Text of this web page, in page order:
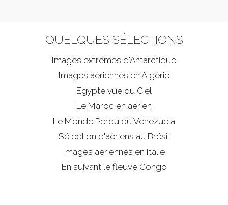
QUELQUES SÉLECTIONS
Images extrêmes d'Antarctique
Images aériennes en Algérie
Egypte vue du Ciel
Le Maroc en aérien
Le Monde Perdu du Venezuela
Sélection d'aériens au Brésil
Images aériennes en Italie
En suivant le fleuve Congo